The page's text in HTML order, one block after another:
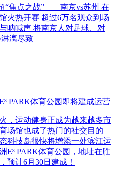
“焦点之战”——南京vs苏州 在
火热开赛 超过6万名观众到场
呐喊声 将南京人对足球、对
漓尽致
PARK体育公园即将建成运营
，运动健身正成为越来越多市
场馆也成了热门的社交目的
科技岛很快将增添一处滨江运
PARK体育公园，地址在胜
预计6月30日建成！